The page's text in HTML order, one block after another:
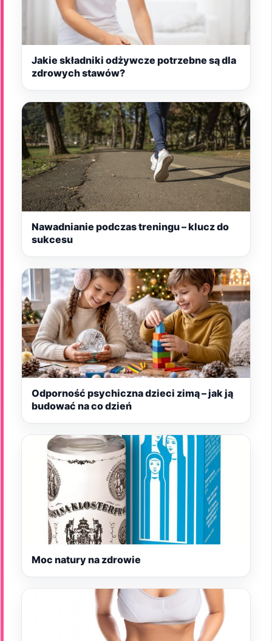
Jakie składniki odżywcze potrzebne są dla
zdrowych stawów?
Nawadnianie podczas treningu – klucz do
sukcesu
Odporność psychiczna dzieci zimą – jak ją
budować na co dzień
Moc natury na zdrowie